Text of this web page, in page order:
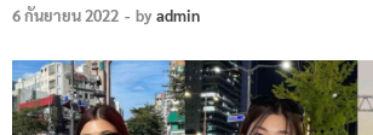
6 กันยายน 2022 - byadmin